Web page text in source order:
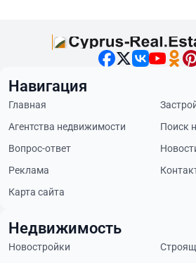
Навигация
Главная
Агентства недвижимости
Поиск
Вопрос-ответ
Реклама
Карта сайта
Недвижимость
Новостройки